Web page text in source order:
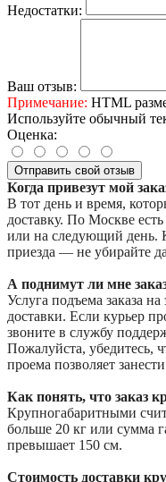
Недостатки:
Ваш отзыв:
Примечание: HTML
Используйте обычный
Оценка:
Отправить свой отзыв
Когда привезут мой
В тот день и время,
доставку. По Москве
или на следующий день.
приезда — не убирайте
А поднимут ли мне
Услуга подъема заказа
доставки. Если курьер
звоните в службу
Пожалуйста, убедитесь,
проема позволяет
Как понять, что заказ
Крупногабаритными
больше 20 кг или сумма
превышает 150 см.
Стоимость доставки